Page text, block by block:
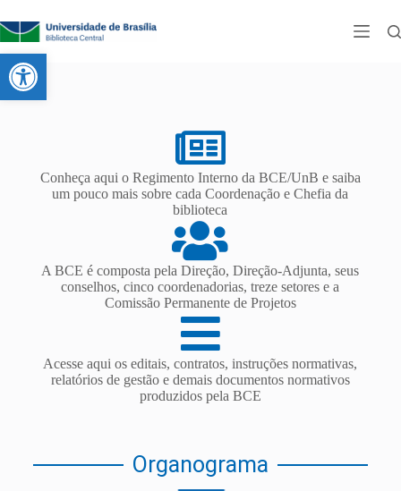
Abrir a barra de ferramentas
Conheça aqui o Regimento Interno da BCE/UnB e saiba
um pouco mais sobre cada Coordenação e Chefia da
biblioteca
A BCE é composta pela Direção, Direção-Adjunta, seus
conselhos, cinco coordenadorias, treze setores e a
Comissão Permanente de Projetos
Acesse aqui os editais, contratos, instruções normativas,
relatórios de gestão e demais documentos normativos
produzidos pela BCE
Organograma